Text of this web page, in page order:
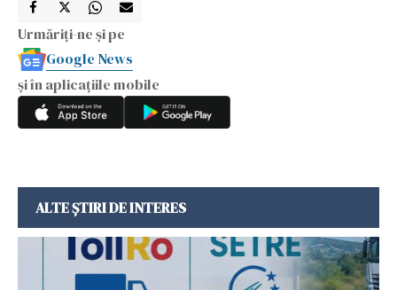
Urmăriți-ne și pe
Google News
și în aplicațiile mobile
ALTE ȘTIRI DE INTERES